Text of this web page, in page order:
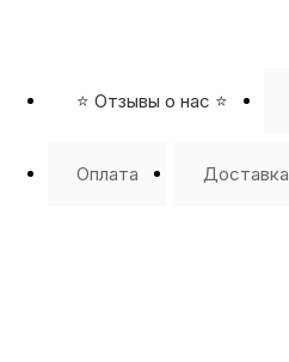
⭐️ Отзывы о нас ⭐️
Оплата Доставка